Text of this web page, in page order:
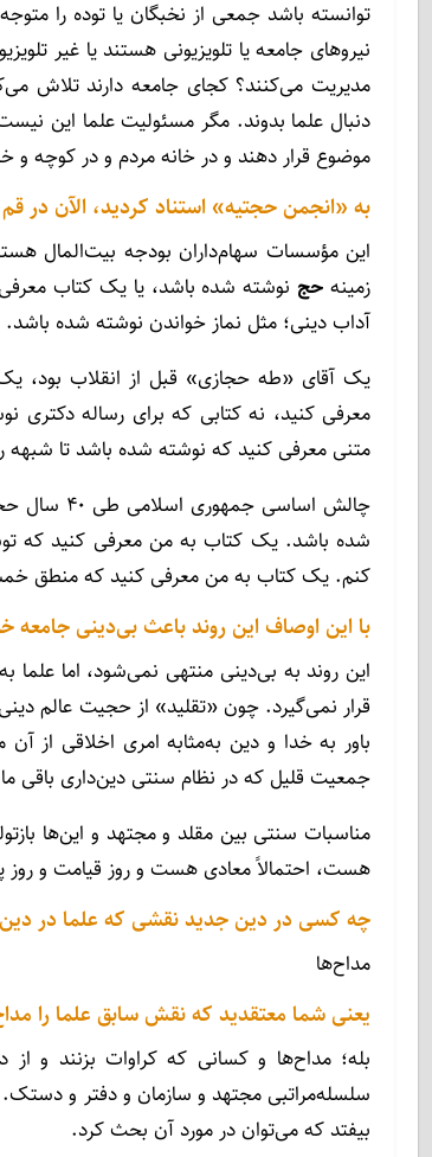
توانسته باشد جمعی از نخبگان یا توده را
نیروهای جامعه یا تلویزیونی هستند یا غیر
مدیریت می‌کنند؟ کجای جامعه دارند تلاش
دنبال علما بدوند. مگر مسئولیت علما این
موضوع قرار دهند و در خانه مردم و در کوچه و
به «انجمن حجتیه» استناد کردید، الآن در
این مؤسسات سهام‌داران بودجه بیت‌المال
زمینه حج نوشته شده باشد، یا یک کتاب
آداب دینی؛ مثل نماز خواندن نوشته شده باشد.
یک آقای «طه حجازی» قبل از انقلاب بود،
معرفی کنید، نه کتابی که برای رساله دکتری
متنی معرفی کنید که نوشته شده باشد تا شبهه
چالش
شده باشد. یک کتاب به من معرفی کنید که
کنم. یک کتاب به من معرفی کنید که منطق
با این اوصاف این روند باعث بی‌دینی جامعه
این روند به بی‌دینی منتهی نمی‌شود، اما
قرار نمی‌گیرد. چون «تقلید» از حجیت عالم
باور به خدا و دین به‌مثابه امری اخلاقی
جمعیت قلیل که در نظام سنتی دین‌داری باقی
مناسبات سنتی بین مقلد و مجتهد و این‌ها
هست، احتمالاً معادی هست و روز قیامت و روز
چه کسی در دین جدید نقشی که علما در
مداح‌ها
یعنی شما معتقدید که نقش سابق علما را
بله؛ مداح‌ها و کسانی که کراوات بزنند و
سلسله‌مراتبی مجتهد و سازمان و دفتر و دستک.
بیفتد که می‌توان در مورد آن بحث کرد.